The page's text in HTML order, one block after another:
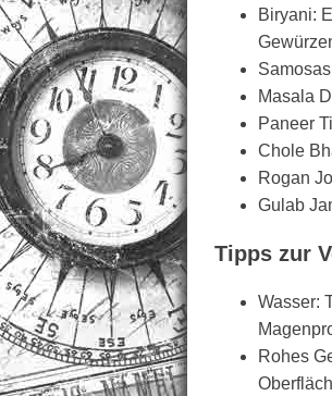
Biryani:
Masala
Paneer
Chole
Rogan
Gulab
Tipps zur
Wasser:
Rohes